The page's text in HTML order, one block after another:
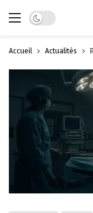
Dark mode
Accueil Actualités